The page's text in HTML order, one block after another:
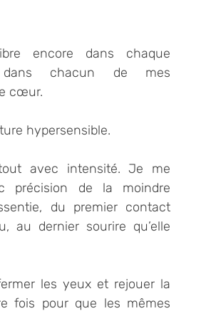
encore dans chaque
dans chacun de mes
cœur.
hypersensible.
avec intensité. Je me
précision de la moindre
du premier contact
au dernier sourire qu’elle
les yeux et rejouer la
fois pour que les mêmes